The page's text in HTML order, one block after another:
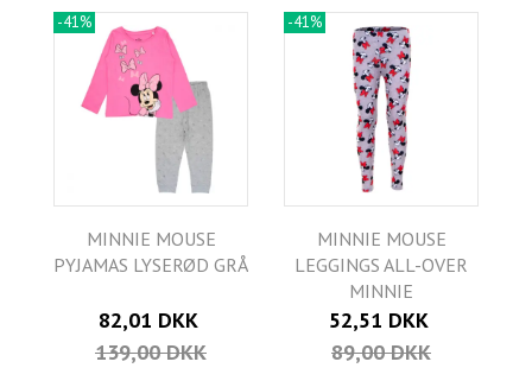
-41%
MINNIE MOUSE
PYJAMAS LYSERØD GRÅ
82,01 DKK
139,00 DKK
-41%
MINNIE MOUSE
LEGGINGS ALL-OVER
MINNIE
52,51 DKK
89,00 DKK